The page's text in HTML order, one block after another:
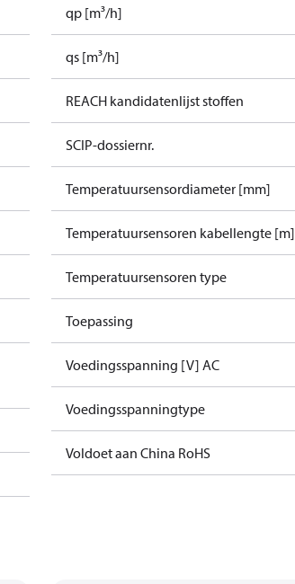
qp [m³/h]
qs [m³/h]
REACH kandidatenlijst stoffen
SCIP-dossiernr.
Temperatuursensordiameter [mm]
Temperatuursensoren kabellengte [m]
Temperatuursensoren type
Toepassing
Voedingsspanning [V] AC
Voedingsspanningtype
Voldoet aan China RoHS